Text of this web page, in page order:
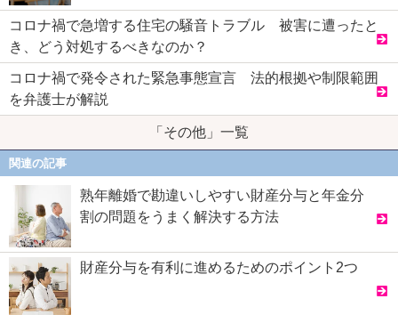
コロナ禍で急増する住宅の騒音トラブル 被害に遭ったと
き、どう対処するべきなのか？
コロナ禍で発令された緊急事態宣言 法的根拠や制限範囲
を弁護士が解説
「その他」一覧
関連の記事
熟年離婚で勘違いしやすい財産分与と年金分
割の問題をうまく解決する方法
財産分与を有利に進めるためのポイント2つ